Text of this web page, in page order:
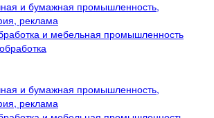
и бумажная промышленность,
реклама
и мебельная промышленность
и бумажная промышленность,
реклама